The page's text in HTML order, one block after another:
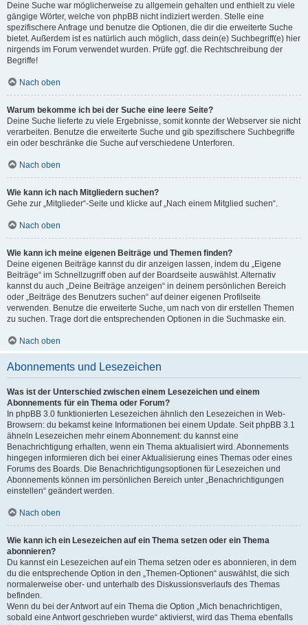
Deine Suche war möglicherweise zu allgemein gehalten und enthielt zu viele
gängige Wörter, welche von phpBB nicht indiziert werden. Stelle eine
spezifischere Anfrage und benutze die Optionen, die dir die erweiterte Suche
bietet. Außerdem ist es natürlich auch möglich, dass dein(e) Suchbegriff(e) hier
nirgends im Forum verwendet wurden. Prüfe ggf. die Rechtschreibung der
Begriffe!
Nach oben
Warum bekomme ich bei der Suche eine leere Seite?
Deine Suche lieferte zu viele Ergebnisse, somit konnte der Webserver sie nicht
verarbeiten. Benutze die erweiterte Suche und gib spezifischere Suchbegriffe
ein oder beschränke die Suche auf verschiedene Unterforen.
Nach oben
Wie kann ich nach Mitgliedern suchen?
Gehe zur „Mitglieder“-Seite und klicke auf „Nach einem Mitglied suchen“.
Nach oben
Wie kann ich meine eigenen Beiträge und Themen finden?
Deine eigenen Beiträge kannst du dir anzeigen lassen, indem du „Eigene
Beiträge“ im Schnellzugriff oben auf der Boardseite auswählst. Alternativ
kannst du auch „Deine Beiträge anzeigen“ in deinem persönlichen Bereich
oder „Beiträge des Benutzers suchen“ auf deiner eigenen Profilseite
verwenden. Benutze die erweiterte Suche, um nach von dir erstellen Themen
zu suchen. Trage dort die entsprechenden Optionen in die Suchmaske ein.
Nach oben
Abonnements und Lesezeichen
Was ist der Unterschied zwischen einem Lesezeichen und einem
Abonnements für ein Thema oder Forum?
In phpBB 3.0 funktionierten Lesezeichen ähnlich den Lesezeichen in Web-
Browsern: du bekamst keine Informationen bei einem Update. Seit phpBB 3.1
ähneln Lesezeichen mehr einem Abonnement: du kannst eine
Benachrichtigung erhalten, wenn ein Thema aktualisiert wird. Abonnements
hingegen informieren dich bei einer Aktualisierung eines Themas oder eines
Forums des Boards. Die Benachrichtigungsoptionen für Lesezeichen und
Abonnements können im persönlichen Bereich unter „Benachrichtigungen
einstellen“ geändert werden.
Nach oben
Wie kann ich ein Lesezeichen auf ein Thema setzen oder ein Thema
abonnieren?
Du kannst ein Lesezeichen auf ein Thema setzen oder es abonnieren, in dem
du die entsprechende Option in den „Themen-Optionen“ auswählst, die sich
normalerweise ober- und unterhalb des Diskussionsverlaufs des Themas
befinden.
Wenn du bei der Antwort auf ein Thema die Option „Mich benachrichtigen,
sobald eine Antwort geschrieben wurde“ aktivierst, wird das Thema ebenfalls